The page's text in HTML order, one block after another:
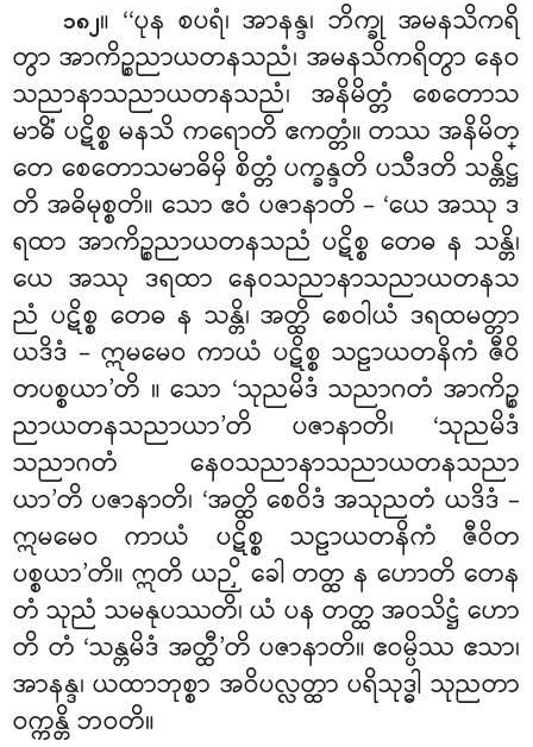
၁၈၂။ ‘‘ပုန စပရံ၊ အာနန္ဒ၊ ဘိက္ခု အမနသိကရိ
တွာ အာကိဉ္စညာယတနသညံ၊ အမနသိကရိတွာ နေဝ
သညာနာသညာယတနသညံ၊ အနိမိတ္တံ စေတောသ
မာဓိံ ပဋိစ္စ မနသိ ကရောတိ ဧကတ္တံ။ တဿ အနိမိတ္
တေ စေတောသမာဓိမှိ စိတ္တံ ပက္ခန္ဒတိ ပသီဒတိ သန္တိဋ္ဌ
တိ အဓိမုစ္စတိ။ သော ဧဝံ ပဇာနာတိ – ‘ယေ အဿု ဒ
ရထာ အာကိဉ္စညာယတနသညံ ပဋိစ္စ တေဓ န သန္တိ၊
ယေ အဿု ဒရထာ နေဝသညာနာသညာယတနသ
ညံ ပဋိစ္စ တေဓ န သန္တိ၊ အတ္ထိ စေဝါယံ ဒရထမတ္တာ
ယဒိဒံ – ဣမမေဝ ကာယံ ပဋိစ္စ သဠာယတနိကံ ဇီဝိ
တပစ္စယာ’တိ ။ သော ‘သုညမိဒံ သညာဂတံ အာကိဉ္စ
ညာယတနသညာယာ’တိ ပဇာနာတိ၊ ‘သုညမိဒံ
သညာဂတံ နေဝသညာနာသညာယတနသညာ
ယာ’တိ ပဇာနာတိ၊ ‘အတ္ထိ စေဝိဒံ အသုညတံ ယဒိဒံ –
ဣမမေဝ ကာယံ ပဋိစ္စ သဠာယတနိကံ ဇီဝိတ
ပစ္စယာ’တိ။ ဣတိ ယဉှိ ခေါ တတ္ထ န ဟောတိ တေန
တံ သုညံ သမနုပဿတိ၊ ယံ ပန တတ္ထ အဝသိဋ္ဌံ ဟော
တိ တံ ‘သန္တမိဒံ အတ္ထီ’တိ ပဇာနာတိ။ ဧဝမ္ပိဿ ဧသာ၊
အာနန္ဒ၊ ယထာဘုစ္စာ အဝိပလ္လတ္ထာ ပရိသုဒ္ဓါ သုညတာ
ဝက္ကန္တိ ဘဝတိ။